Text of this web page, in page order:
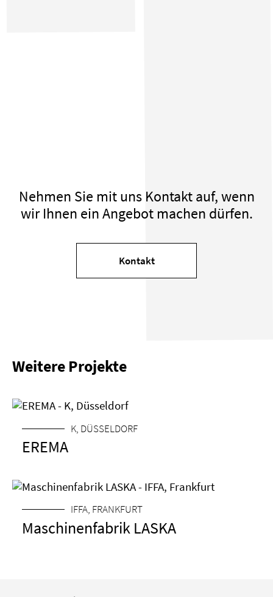
Nehmen Sie mit uns Kontakt auf, wenn
wir Ihnen ein Angebot machen dürfen.
Kontakt
Weitere Projekte
ART
K, DÜSSELDORF
EREMA
MESSE
IFFA, FRANKFURT
Maschinenfabrik LASKA